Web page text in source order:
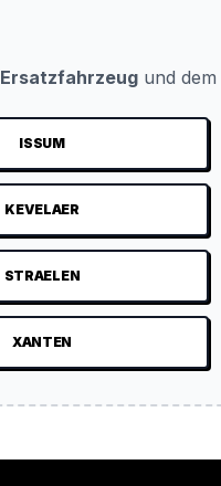
Ersatzfahrzeug und dem
ISSUM
KEVELAER
STRAELEN
XANTEN